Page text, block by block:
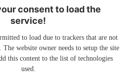
consent to load the
service!
to load due to trackers that are not
website owner needs to setup the site
this content to the list of technologies
used.